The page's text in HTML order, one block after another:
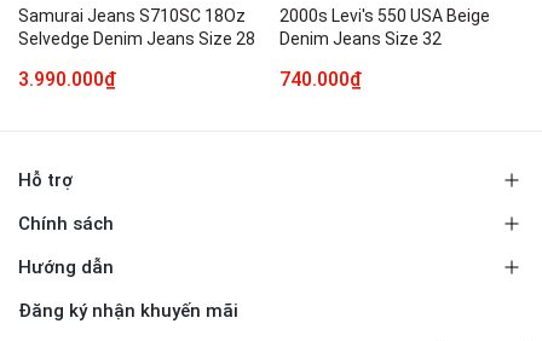
Samurai Jeans S710SC 18Oz
Selvedge Denim Jeans Size 28
3.990.000₫
2000s Levi's 550 USA Beige
Denim Jeans Size 32
740.000₫
Hỗ trợ
Chính sách
Hướng dẫn
Đăng ký nhận khuyến mãi